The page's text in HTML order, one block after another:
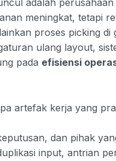
meningkat, tetapi
proses picking di
ulang layout,
pada efisiensi
artefak kerja yang
dan pihak
input, antrian